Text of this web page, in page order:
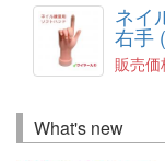
ネイ
右手
販売価
What's new